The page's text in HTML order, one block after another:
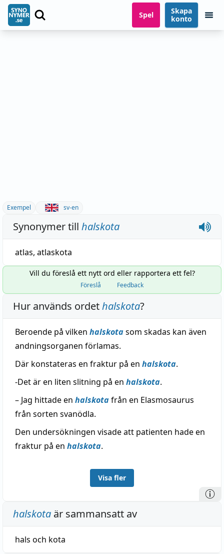
Spel
Skapa
konto
Exempel sv-en
Synonymer till halskota
atlas, atlaskota
Vill du föreslå ett nytt ord eller rapportera ett fel?
Föreslå Feedback
Hur används ordethalskota?
Beroende på vilken halskotasom skadas kan även
andningsorganen förlamas.
Där konstateras en fraktur på en halskota.
-Det är en liten slitning på en halskota.
– Jag hittade en halskotafrån en Elasmosaurus
från sorten svanödla.
Den undersökningen visade att patienten hade en
fraktur på en halskota.
Visa fler
halskota är sammansatt av
hals och kota